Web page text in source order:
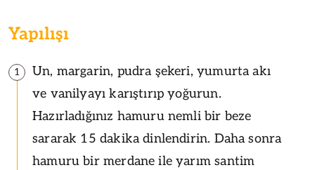
Yapılışı
1
Un, margarin, pudra şekeri, yumurta akı
ve vanilyayı karıştırıp yoğurun.
Hazırladığınız hamuru nemli bir beze
sararak 15 dakika dinlendirin. Daha sonra
hamuru bir merdane ile yarım santim